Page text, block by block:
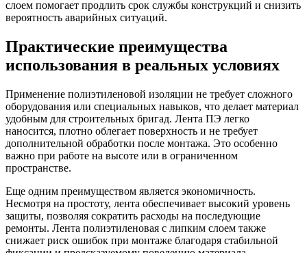
слоем помогает продлить срок службы конструкций и снизить
вероятность аварийных ситуаций.
Практические преимущества
использования в реальных условиях
Применение полиэтиленовой изоляции не требует сложного
оборудования или специальных навыков, что делает материал
удобным для строительных бригад. Лента ПЭ легко
наносится, плотно облегает поверхность и не требует
дополнительной обработки после монтажа. Это особенно
важно при работе на высоте или в ограниченном
пространстве.
Еще одним преимуществом является экономичность.
Несмотря на простоту, лента обеспечивает высокий уровень
защиты, позволяя сократить расходы на последующие
ремонты. Лента полиэтиленовая с липким слоем также
снижает риск ошибок при монтаже благодаря стабильной